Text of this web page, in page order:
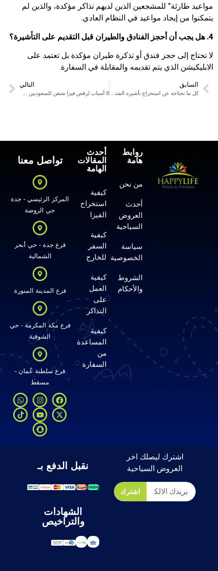
مواعيد طارئة” للمشجعين الذين لديهم تذاكر مؤكدة، والذين لم
يتمكنوا من إيجاد مواعيد في النظام العادي.
4. هل يجب أن أحجز الفنادق والطيران قبل التقديم على التأشيرة؟
لا تحتاج إلى حجز فندق أو تذكرة طيران مؤكدة بل تعتمد على
الابليكيشن الذي يتم تقديمه والمقابلة في السفارة.
السابق التالي
روابط
هامة
من نحن
أحدث
العروض
السياحية
سياسة
الخصوصية
الشروط
والأحكام
أحدث
المقالات
الهامة
كيفية
استخراج
الفيزا
كيفية
السفر
للخارج
كيفية
العمل
على
التذاكر
كيفية
المساعدة
من
السفارة
تواصل معنا
المركز الرئيسي - جدة
حي الروضة
فرع جدة - حي أبحر
الشمالية
فرع المدينة المنورة
فرع مكة المكرمة - حي
الشوقية
فرع سلطنة عُمان -
مسقط
اشترك ليصلك اخر
العروض السياحية
اشترك
نقبل الدفع بـ
الشهادات
والتراخيص